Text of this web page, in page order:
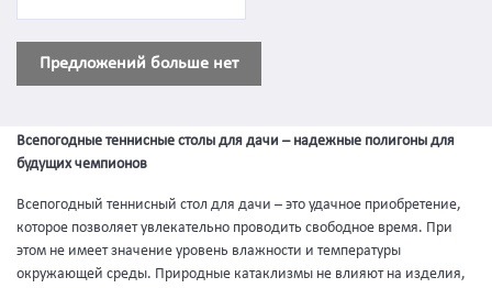
Предложений больше нет
Всепогодные теннисные столы для дачи – надежные полигоны для
будущих чемпионов
Всепогодный теннисный стол для дачи – это удачное приобретение,
которое позволяет увлекательно проводить свободное время. При
этом не имеет значение уровень влажности и температуры
окружающей среды. Природные катаклизмы не влияют на изделия,